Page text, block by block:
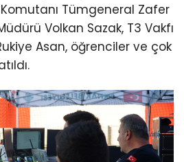
Tümgeneral Zafer
Volkan Sazak, T3 Vakfı
Asan, öğrenciler ve çok